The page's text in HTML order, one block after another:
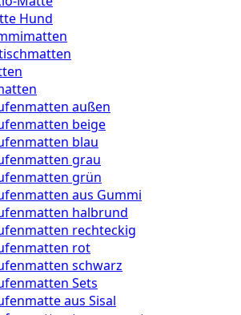
Hund
außen
beige
blau
grau
grün
aus Gummi
halbrund
rechteckig
rot
schwarz
Sets
aus Sisal